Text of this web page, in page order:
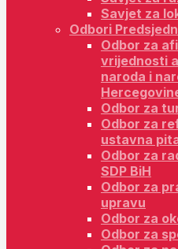
Savjet za
Odbori
Odbor za
vrijednosti
naroda i
Odbor za
Odbor za
ustavna
Odbor za
SDP BiH
Odbor za
upravu
Odbor za
Odbor za